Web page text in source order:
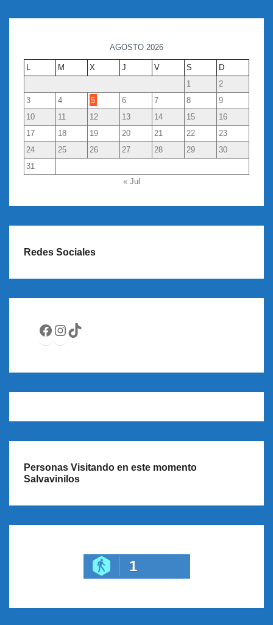
AGOSTO 2026
L M X J V S
D
1
2
3
4 5 6 7 8
9
10
11 12 13 14 15
16
17
18 19 20 21 22
23
24
25 26 27 28 29
30
31
« Jul
Redes Sociales
Facebook
Instagram
TikTok
Personas Visitando en este momento
Salvavinilos
1